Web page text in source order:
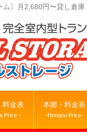
〗月2,680円〜貸し倉
料金表
Price –
本郷・料金表
-Hongou Price-